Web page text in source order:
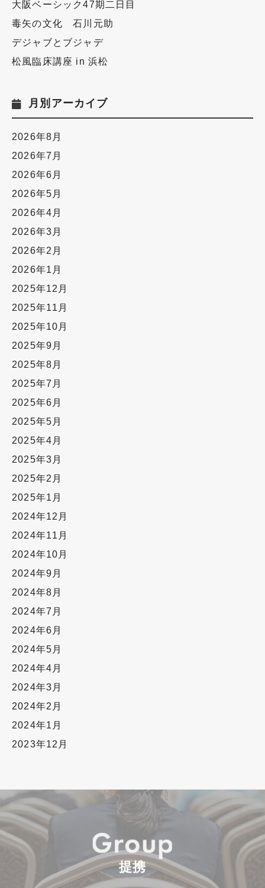
大阪ベーシック47期二日目
毒矢の文化 石川元助
デジャブとブジャデ
松風臨床講座 in 浜松
月別アーカイブ
2026年8月
2026年7月
2026年6月
2026年5月
2026年4月
2026年3月
2026年2月
2026年1月
2025年12月
2025年11月
2025年10月
2025年9月
2025年8月
2025年7月
2025年6月
2025年5月
2025年4月
2025年3月
2025年2月
2025年1月
2024年12月
2024年11月
2024年10月
2024年9月
2024年8月
2024年7月
2024年6月
2024年5月
2024年4月
2024年3月
2024年2月
2024年1月
2023年12月
提携